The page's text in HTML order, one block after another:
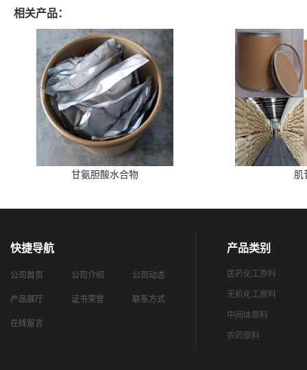
相关产品：
甘氨胆酸水合物 肌
快捷导航
公司首页 公司介绍 公司动态
产品展厅 证书荣誉 联系方式
在线留言
产品类别
医药化工原料
无机化工原料
中间体原料
农药原料